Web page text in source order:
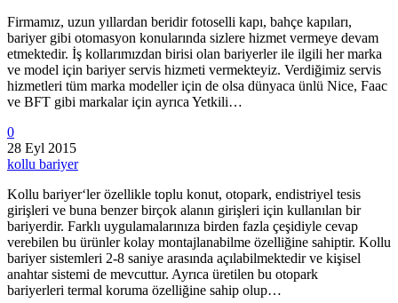
Firmamız, uzun yıllardan beridir fotoselli kapı, bahçe kapıları,
bariyer gibi otomasyon konularında sizlere hizmet vermeye devam
etmektedir. İş kollarımızdan birisi olan bariyerler ile ilgili her marka
ve model için bariyer servis hizmeti vermekteyiz. Verdiğimiz servis
hizmetleri tüm marka modeller için de olsa dünyaca ünlü Nice, Faac
ve BFT gibi markalar için ayrıca Yetkili…
0
28 Eyl 2015
kollu bariyer
Kollu bariyer‘ler özellikle toplu konut, otopark, endistriyel tesis
girişleri ve buna benzer birçok alanın girişleri için kullanılan bir
bariyerdir. Farklı uygulamalarınıza birden fazla çeşidiyle cevap
verebilen bu ürünler kolay montajlanabilme özelliğine sahiptir. Kollu
bariyer sistemleri 2-8 saniye arasında açılabilmektedir ve kişisel
anahtar sistemi de mevcuttur. Ayrıca üretilen bu otopark
bariyerleri termal koruma özelliğine sahip olup…